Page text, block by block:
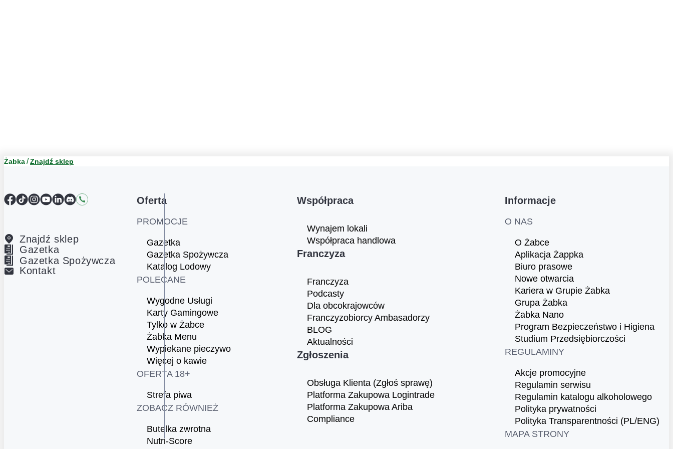
Żabka Znajdź sklep
Facebook
TikTokInstagram
YouTube
LinkedIn
DiscordKontakt
Znajdź sklep
Gazetka
Gazetka Spożywcza
Kontakt
Oferta
PROMOCJE
Gazetka
Gazetka Spożywcza
Katalog Lodowy
POLECANE
Wygodne Usługi
Karty Gamingowe
Tylko w Żabce
Żabka Menu
Wypiekane pieczywo
Więcej o kawie
OFERTA 18+
Strefa piwa
ZOBACZ RÓWNIEŻ
Butelka zwrotna
Nutri-Score
Współpraca
Wynajem lokali
Współpraca handlowa
Franczyza
Franczyza
Podcasty
Dla obcokrajowców
Franczyzobiorcy Ambasadorzy
BLOG
Aktualności
Zgłoszenia
Obsługa Klienta (Zgłoś sprawę)
Platforma Zakupowa Logintrade
Platforma Zakupowa Ariba
Compliance
Informacje
O NAS
O Żabce
Aplikacja Żappka
Biuro prasowe
Nowe otwarcia
Kariera w Grupie Żabka
Grupa Żabka
Żabka Nano
Program Bezpieczeństwo i Higiena
Studium Przedsiębiorczości
REGULAMINY
Akcje promocyjne
Regulamin serwisu
Regulamin katalogu alkoholowego
Polityka prywatności
Polityka Transparentności (PL/ENG)
MAPA STRONY